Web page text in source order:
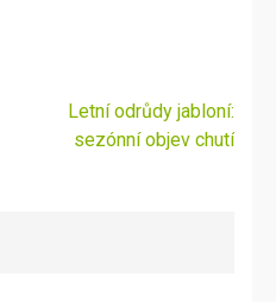
Letní odrůdy jabloní:
sezónní objev chutí